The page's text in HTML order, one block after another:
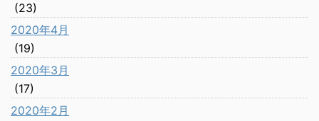
(23)
2020年4月
(19)
2020年3月
(17)
2020年2月